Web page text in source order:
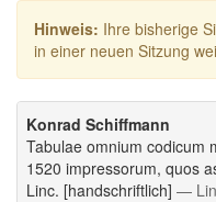
Hinweis: Ihre bisherige
in einer neuen Sitzung
Konrad Schiffmann
Tabulae omnium codicum
1520 impressorum, quos
Linc. [handschriftlich] —